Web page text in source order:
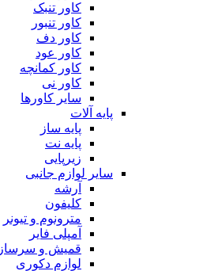
کاور تنبک
کاور تنبور
کاور دف
کاور عود
کاور کمانچه
کاور نی
سایر کاورها
پایه آلات
پایه ساز
پایه نت
زیرپایی
سایر لوازم جانبی
آرشه
کلیفون
مترونوم و تیونر
آمپلی فایر
قمیش و سرساز
لوازم دکوری